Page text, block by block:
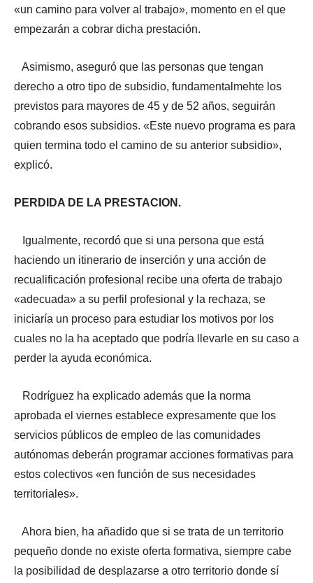
«un camino para volver al trabajo», momento en el que
empezarán a cobrar dicha prestación.
Asimismo, aseguró que las personas que tengan
derecho a otro tipo de subsidio, fundamentalmehte los
previstos para mayores de 45 y de 52 años, seguirán
cobrando esos subsidios. «Este nuevo programa es para
quien termina todo el camino de su anterior subsidio»,
explicó.
PERDIDA DE LA PRESTACION.
Igualmente, recordó que si una persona que está
haciendo un itinerario de inserción y una acción de
recualificación profesional recibe una oferta de trabajo
«adecuada» a su perfil profesional y la rechaza, se
iniciaría un proceso para estudiar los motivos por los
cuales no la ha aceptado que podría llevarle en su caso a
perder la ayuda económica.
Rodríguez ha explicado además que la norma
aprobada el viernes establece expresamente que los
servicios públicos de empleo de las comunidades
autónomas deberán programar acciones formativas para
estos colectivos «en función de sus necesidades
territoriales».
Ahora bien, ha añadido que si se trata de un territorio
pequeño donde no existe oferta formativa, siempre cabe
la posibilidad de desplazarse a otro territorio donde sí